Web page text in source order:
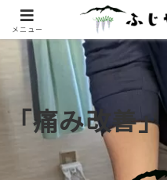
「痛み改善」
メニュー